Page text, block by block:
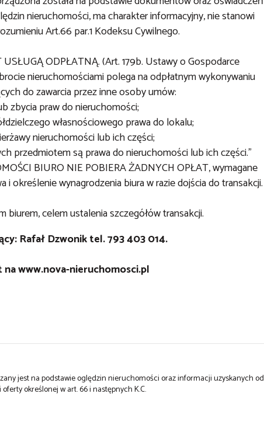
nieruchomości, ma charakter informacyjny, nie stanowi
Art.66 par.1 Kodeksu Cywilnego.
USŁUGĄ ODPŁATNĄ. (Art. 179b. Ustawy o Gospodarce
nieruchomościami polega na odpłatnym wykonywaniu
do zawarcia przez inne osoby umów:
zbycia praw do nieruchomości;
własnościowego prawa do lokalu;
nieruchomości lub ich części;
przedmiotem są prawa do nieruchomości lub ich części."
BIURO NIE POBIERA ŻADNYCH OPŁAT, wymagane
określenie wynagrodzenia biura w razie dojścia do transakcji.
biurem, celem ustalenia szczegółów transakcji.
Rafał Dzwonik tel. 793 403 014.
nawww.nova-nieruchomosci.pl
jest na podstawie oględzin nieruchomości oraz informacji uzyskanych od
określonej w art. 66 i następnych K.C.